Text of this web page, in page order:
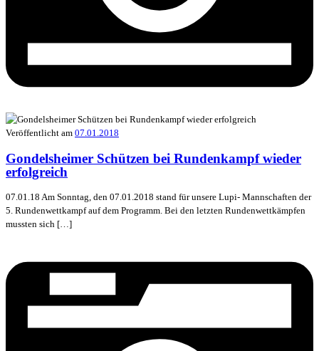
Veröffentlicht am 07.01.2018
Gondelsheimer Schützen bei Rundenkampf wieder
erfolgreich
07.01.18 Am Sonntag, den 07.01.2018 stand für unsere Lupi- Mannschaften der
5. Rundenwettkampf auf dem Programm. Bei den letzten Rundenwettkämpfen
mussten sich […]